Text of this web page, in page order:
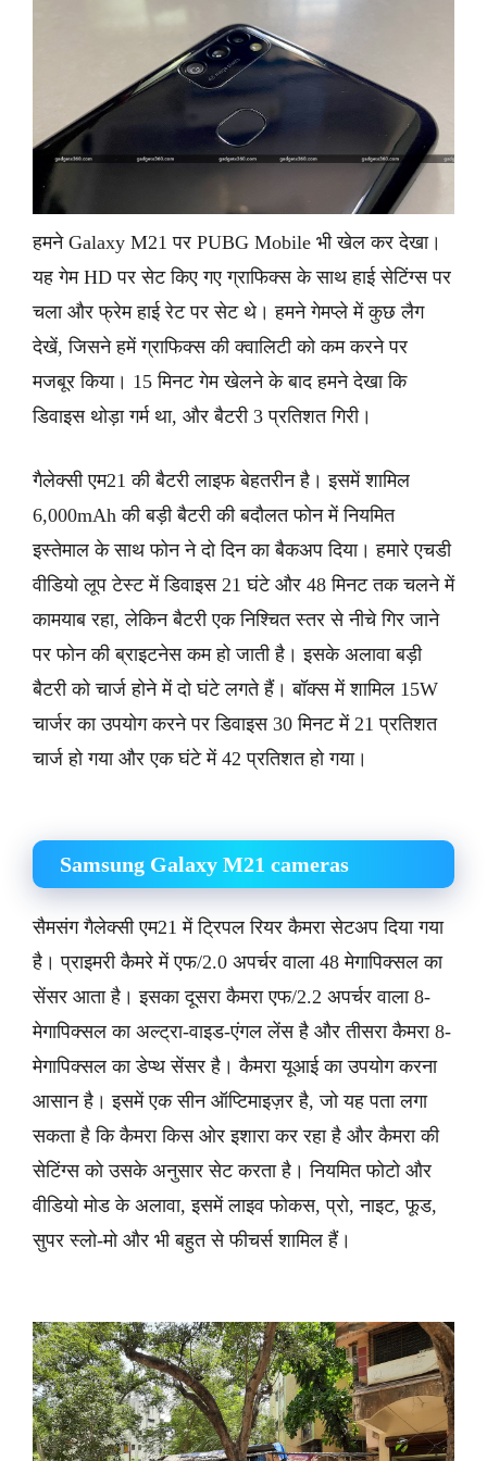
हमने Galaxy M21 पर PUBG Mobile भी खेल कर देखा।
यह गेम HD पर सेट किए गए ग्राफिक्स के साथ हाई सेटिंग्स पर
चला और फ्रेम हाई रेट पर सेट थे। हमने गेमप्ले में कुछ लैग
देखें, जिसने हमें ग्राफिक्स की क्वालिटी को कम करने पर
मजबूर किया। 15 मिनट गेम खेलने के बाद हमने देखा कि
डिवाइस थोड़ा गर्म था, और बैटरी 3 प्रतिशत गिरी।
गैलेक्सी एम21 की बैटरी लाइफ बेहतरीन है। इसमें शामिल
6,000mAh की बड़ी बैटरी की बदौलत फोन में नियमित
इस्तेमाल के साथ फोन ने दो दिन का बैकअप दिया। हमारे एचडी
वीडियो लूप टेस्ट में डिवाइस 21 घंटे और 48 मिनट तक चलने में
कामयाब रहा, लेकिन बैटरी एक निश्चित स्तर से नीचे गिर जाने
पर फोन की ब्राइटनेस कम हो जाती है। इसके अलावा बड़ी
बैटरी को चार्ज होने में दो घंटे लगते हैं। बॉक्स में शामिल 15W
चार्जर का उपयोग करने पर डिवाइस 30 मिनट में 21 प्रतिशत
चार्ज हो गया और एक घंटे में 42 प्रतिशत हो गया।
Samsung Galaxy M21 cameras
सैमसंग गैलेक्सी एम21 में ट्रिपल रियर कैमरा सेटअप दिया गया
है। प्राइमरी कैमरे में एफ/2.0 अपर्चर वाला 48 मेगापिक्सल का
सेंसर आता है। इसका दूसरा कैमरा एफ/2.2 अपर्चर वाला 8-
मेगापिक्सल का अल्ट्रा-वाइड-एंगल लेंस है और तीसरा कैमरा 8-
मेगापिक्सल का डेप्थ सेंसर है। कैमरा यूआई का उपयोग करना
आसान है। इसमें एक सीन ऑप्टिमाइज़र है, जो यह पता लगा
सकता है कि कैमरा किस ओर इशारा कर रहा है और कैमरा की
सेटिंग्स को उसके अनुसार सेट करता है। नियमित फोटो और
वीडियो मोड के अलावा, इसमें लाइव फोकस, प्रो, नाइट, फूड,
सुपर स्लो-मो और भी बहुत से फीचर्स शामिल हैं।